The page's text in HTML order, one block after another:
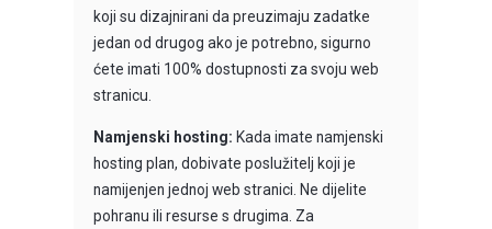
koji su dizajnirani da preuzimaju zadatke
jedan od drugog ako je potrebno, sigurno
ćete imati 100% dostupnosti za svoju web
stranicu.
Namjenski hosting: Kada imate namjenski
hosting plan, dobivate poslužitelj koji je
namijenjen jednoj web stranici. Ne dijelite
pohranu ili resurse s drugima. Za